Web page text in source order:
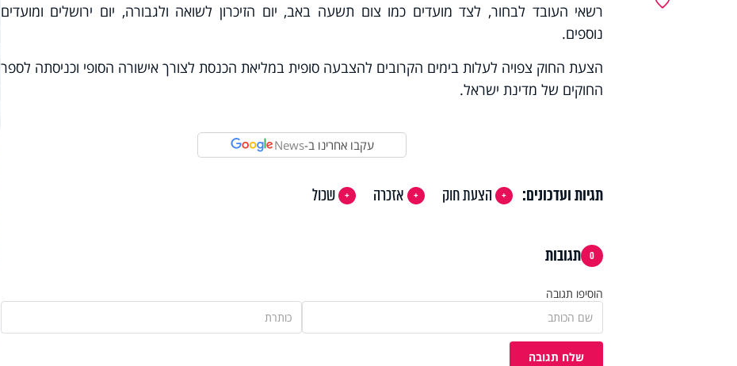
רשאי העובד לבחור, לצד מועדים כמו צום תשעה באב, יום הזיכרון לשואה ולגבורה, יום ירושלים ומועדים
נוספים.
הצעת החוק צפויה לעלות בימים הקרובים להצבעה סופית במליאת הכנסת לצורך אישורה הסופי וכניסתה לספר
החוקים של מדינת ישראל.
עקבו אחרינו ב-News
תגיות ועדכונים: הצעת חוק אזכרה שכול
0 תגובות
הוסיפו תגובה
שלח תגובה